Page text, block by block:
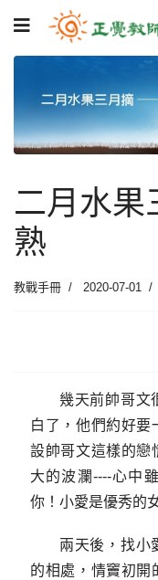
二月水果
熟
教戰手冊 2020-07-01
幾天前帥哥文
白了，他們約好要
設帥哥文這樣的戀
大的波瀾----心中
你！小愛是優秀的
兩天後，找小
的相處，情竇初開